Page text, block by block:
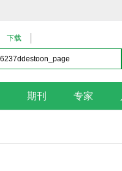
下载
期刊 专家